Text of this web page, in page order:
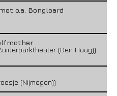
o.a. Bongloard
(Den Haag))
(Nijmegen))